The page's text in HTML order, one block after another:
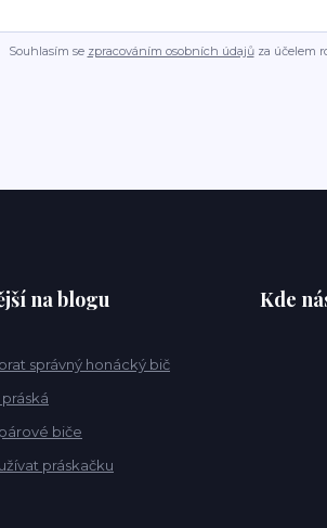
Souhlasím se zpracováním osobních údajůza účelem
na blogu
správný honácký bič
biče
práskačku
Kde